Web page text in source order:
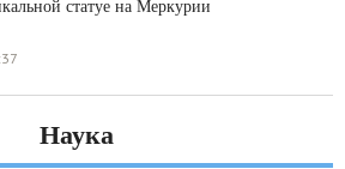
статуе на Меркурии
Наука